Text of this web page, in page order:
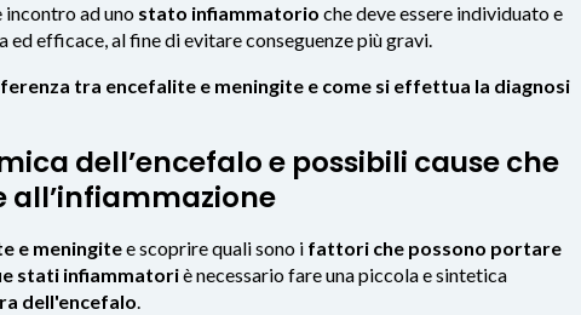
incontro ad uno stato infiammatorio che deve essere individuato e
ed efficace, al fine di evitare conseguenze più gravi.
tra encefalite e meningite e come si effettua la diagnosi
dell’encefalo e possibili cause che
all’infiammazione
e meningitee scoprire quali sono i fattori che possono portare
stati infiammatoriè necessario fare una piccola e sintetica
dell'encefalo.